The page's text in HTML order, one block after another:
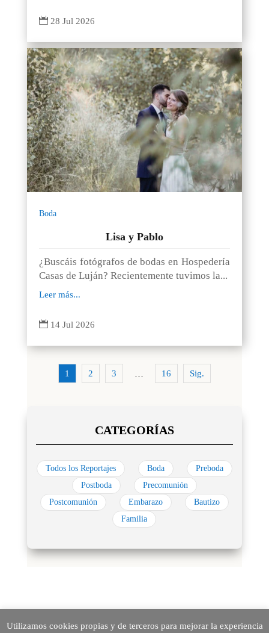
 28 Jul 2026
Boda
Lisa y Pablo
¿Buscáis fotógrafos de bodas en Hospedería
Casas de Luján? Recientemente tuvimos la...
Leer más...
 14 Jul 2026
1 2 3 … 16 Sig.
Todos los Reportajes Boda
Preboda
Postboda
Precomunión
Postcomunión
Embarazo
Bautizo
Familia
Utilizamos cookies propias y de terceros para mejorar la experiencia